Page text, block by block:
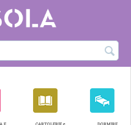
E
CARTOLERIE e
DORMIRE